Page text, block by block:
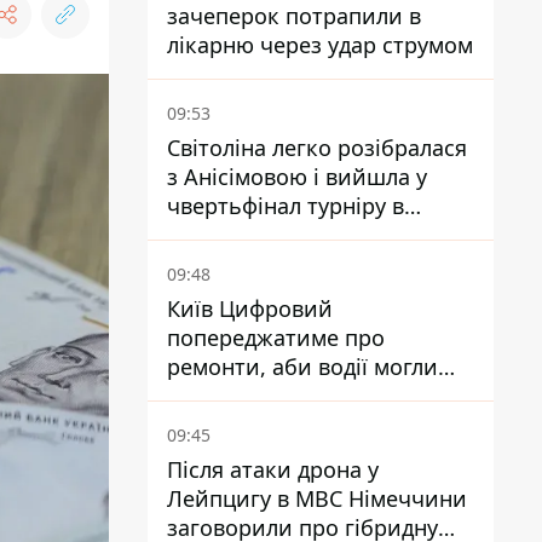
зачеперок потрапили в
лікарню через удар струмом
09:53
Світоліна легко розібралася
з Анісімовою і вийшла у
чвертьфінал турніру в
Торонто
09:48
Київ Цифровий
попереджатиме про
ремонти, аби водії могли
уникати ділянок із заторами
09:45
Після атаки дрона у
Лейпцигу в МВС Німеччини
заговорили про гібридну